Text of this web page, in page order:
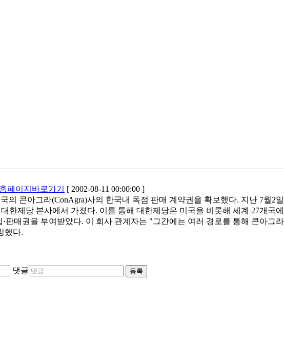
[ 2002-08-11 00:00:00 ]
의 콘아그라(ConAgra)사의 한국내 독점 판매 계약권을 확보했다. 지난 7월2
한제당 본사에서 가졌다. 이를 통해 대한제당은 미국을 비롯해 세계 27개국
판매권을 부여받았다. 이 회사 관계자는 "그간에는 여러 경로를 통해 콘아그
했다.
댓글 등록